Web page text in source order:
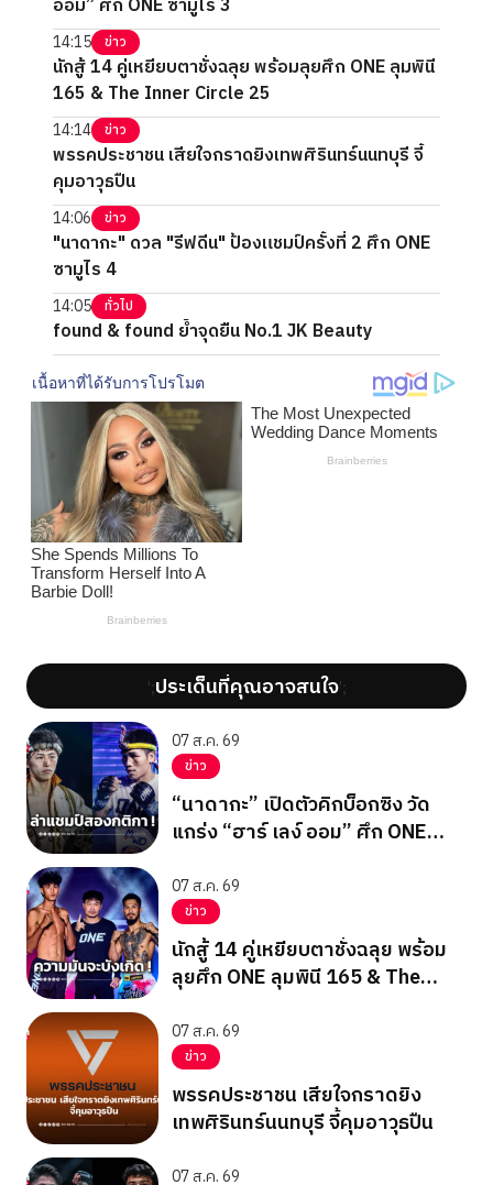
ออม” ศึก ONE ซามูไร 3
14:15 ข่าว
นักสู้ 14 คู่เหยียบตาชั่งฉลุย พร้อมลุยศึก ONE ลุมพินี
165 & The Inner Circle 25
14:14 ข่าว
พรรคประชาชน เสียใจกราดยิงเทพศิรินทร์นนทบุรี จี้
คุมอาวุธปืน
14:06 ข่าว
"นาดากะ" ดวล "รีฟดีน" ป้องแชมป์ครั้งที่ 2 ศึก ONE
ซามูไร 4
14:05 ทั่วไป
found & found ย้ำจุดยืน No.1 JK Beauty
';ประเด็นที่คุณอาจสนใจ';
07 ส.ค. 69
ข่าว
“นาดากะ” เปิดตัวคิกบ็อกซิง วัด
แกร่ง “ฮาร์ เลง์ ออม” ศึก ONE
07 ส.ค. 69
ข่าว
นักสู้ 14 คู่เหยียบตาชั่งฉลุย พร้อม
ลุยศึก ONE ลุมพินี 165 & The
07 ส.ค. 69
ข่าว
พรรคประชาชน เสียใจกราดยิง
เทพศิรินทร์นนทบุรี จี้คุมอาวุธปืน
07 ส.ค. 69